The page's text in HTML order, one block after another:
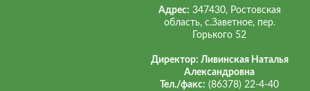
Адрес: 347430, Ростовская
область, с.Заветное, пер.
Горького 52
Директор: Ливинская Наталья
Александровна
Тел./факс: (86378) 22-4-40